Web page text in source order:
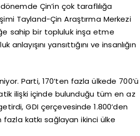
Çin’in çok taraflılığa
Tayland-Çin Araştırma Merkezi
sahip bir topluluk inşa etme
yansıttığını ve insanlığın
Parti, 170’ten fazla ülkede 700’ü
ilişki içinde bulunduğu tüm en az
GDI çerçevesinde 1.800’den
katkı sağlayan ikinci ülke